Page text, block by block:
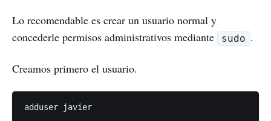
Lo recomendable es crear un usuario normal y
concederle permisos administrativos mediante
sudo .
Creamos primero el usuario.